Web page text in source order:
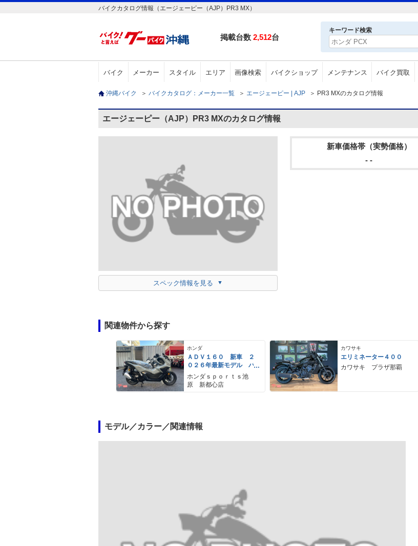
バイクカタログ情報（エージェーピー（AJP）PR3 MX）
掲載台数 2,512台
キーワード検索
バイク メーカー スタイル エリア 画像検索 バイクショップ メンテナンス バイク買取
沖縄バイク ＞ バイクカタログ：メーカー一覧 ＞ エージェーピー | AJP ＞ PR3 MXのカタログ情報
エージェーピー（AJP）PR3 MXのカタログ情報
スペック情報を見る
新車価格帯（実勢価格）
- -
関連物件から探す
ホンダ
ＡＤＶ１６０ 新車 ２
０２６年最新モデル パ
ールスモーキーグレー
スマートキー ２９Ｌ
メットイン ＵＳＢ Ｔ
ホンダｓｐｏｒｔｓ池
原 新都心店
カワサキ
エリミネーター４００
カワサキ プラザ那覇
モデル／カラー／関連情報